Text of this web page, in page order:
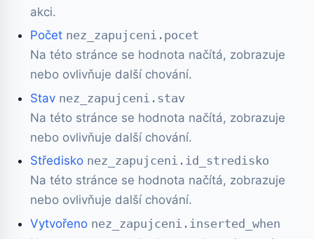
akci.
Počet nez_zapujceni.pocet
Na této stránce se hodnota načítá, zobrazuje
nebo ovlivňuje další chování.
Stav nez_zapujceni.stav
Na této stránce se hodnota načítá, zobrazuje
nebo ovlivňuje další chování.
Středisko nez_zapujceni.id_stredisko
Na této stránce se hodnota načítá, zobrazuje
nebo ovlivňuje další chování.
Vytvořeno nez_zapujceni.inserted_when